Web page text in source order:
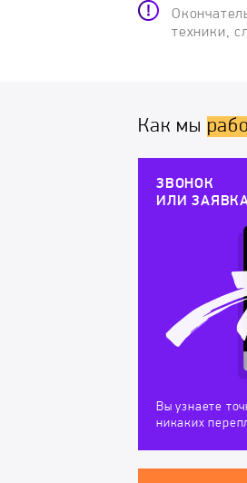
техники,
Как мы
ЗВОНОК
ИЛИ
Вы узнаете
никаких